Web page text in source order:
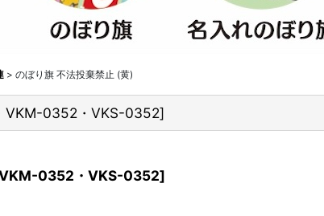
> のぼり旗 不法投棄禁止 (黄)
VKM-0352・VKS-0352]
0352・VKS-0352]